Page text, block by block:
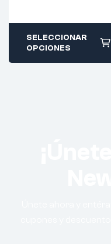
SELECCIONAR
OPCIONES